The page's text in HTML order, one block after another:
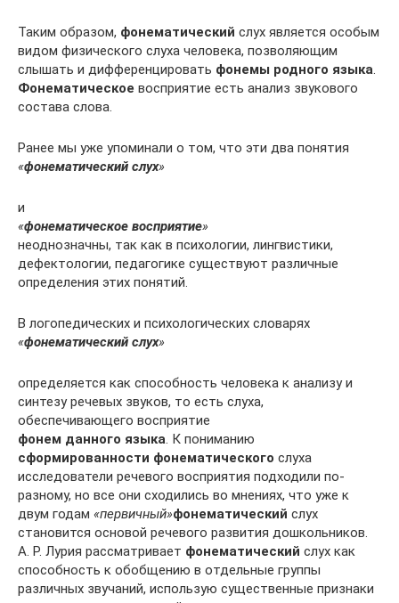
Таким образом, фонематический слух является особым
видом физического слуха человека, позволяющим
слышать и дифференцировать фонемы родного языка.
Фонематическое восприятие есть анализ звукового
состава слова.
Ранее мы уже упоминали о том, что эти два понятия
«фонематический слух»
и
«фонематическое восприятие»
неоднозначны, так как в психологии, лингвистики,
дефектологии, педагогике существуют различные
определения этих понятий.
В логопедических и психологических словарях
«фонематический слух»
определяется как способность человека к анализу и
синтезу речевых звуков, то есть слуха,
обеспечивающего восприятие
фонем данного языка. К пониманию
сформированности фонематического слуха
исследователи речевого восприятия подходили по-
разному, но все они сходились во мнениях, что уже к
двум годам «первичный»фонематический слух
становится основой речевого развития дошкольников.
А. Р. Лурия рассматривает фонематический слух как
способность к обобщению в отдельные группы
различных звучаний, использую существенные признаки